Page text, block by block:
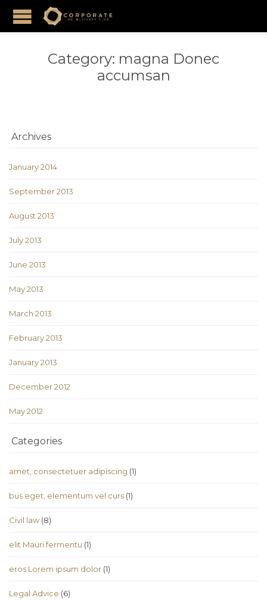
Category: magna Donec
accumsan
Archives
January 2014
September 2013
August 2013
July 2013
June 2013
May 2013
March 2013
February 2013
January 2013
December 2012
May 2012
Categories
amet, consectetuer adipiscing (1)
bus eget, elementum vel curs (1)
Civil law(8)
elit Mauri fermentu (1)
eros Lorem ipsum dolor (1)
Legal Advice (6)